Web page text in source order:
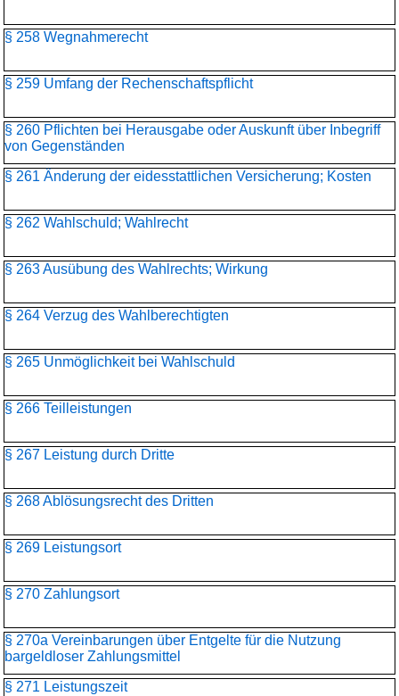
§ 258 Wegnahmerecht
§ 259 Umfang der Rechenschaftspflicht
§ 260 Pflichten bei Herausgabe oder Auskunft über Inbegriff
von Gegenständen
§ 261 Änderung der eidesstattlichen Versicherung; Kosten
§ 262 Wahlschuld; Wahlrecht
§ 263 Ausübung des Wahlrechts; Wirkung
§ 264 Verzug des Wahlberechtigten
§ 265 Unmöglichkeit bei Wahlschuld
§ 266 Teilleistungen
§ 267 Leistung durch Dritte
§ 268 Ablösungsrecht des Dritten
§ 269 Leistungsort
§ 270 Zahlungsort
§ 270a Vereinbarungen über Entgelte für die Nutzung
bargeldloser Zahlungsmittel
§ 271 Leistungszeit